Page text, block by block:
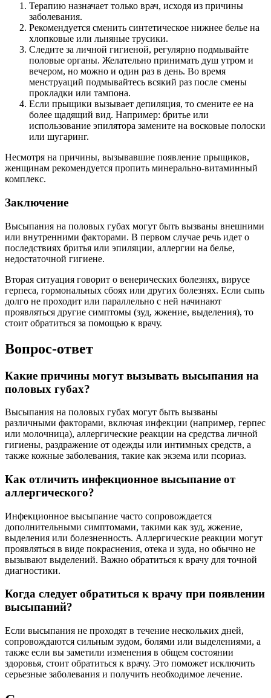
Терапию назначает только врач, исходя из причины
заболевания.
Рекомендуется сменить синтетическое нижнее белье на
хлопковые или льняные трусики.
Следите за личной гигиеной, регулярно подмывайте
половые органы. Желательно принимать душ утром и
вечером, но можно и один раз в день. Во время
менструаций подмывайтесь всякий раз после смены
прокладки или тампона.
Если прыщики вызывает депиляция, то смените ее на
более щадящий вид. Например: бритье или
использование эпилятора замените на восковые полоски
или шугаринг.
Несмотря на причины, вызывавшие появление прыщиков,
женщинам рекомендуется пропить минерально-витаминный
комплекс.
Заключение
Высыпания на половых губах могут быть вызваны внешними
или внутренними факторами. В первом случае речь идет о
последствиях бритья или эпиляции, аллергии на белье,
недостаточной гигиене.
Вторая ситуация говорит о венерических болезнях, вирусе
герпеса, гормональных сбоях или других болезнях. Если сыпь
долго не проходит или параллельно с ней начинают
проявляться другие симптомы (зуд, жжение, выделения), то
стоит обратиться за помощью к врачу.
Вопрос-ответ
Какие причины могут вызывать высыпания на
половых губах?
Высыпания на половых губах могут быть вызваны
различными факторами, включая инфекции (например, герпес
или молочница), аллергические реакции на средства личной
гигиены, раздражение от одежды или интимных средств, а
также кожные заболевания, такие как экзема или псориаз.
Как отличить инфекционное высыпание от
аллергического?
Инфекционное высыпание часто сопровождается
дополнительными симптомами, такими как зуд, жжение,
выделения или болезненность. Аллергические реакции могут
проявляться в виде покраснения, отека и зуда, но обычно не
вызывают выделений. Важно обратиться к врачу для точной
диагностики.
Когда следует обратиться к врачу при появлении
высыпаний?
Если высыпания не проходят в течение нескольких дней,
сопровождаются сильным зудом, болями или выделениями, а
также если вы заметили изменения в общем состоянии
здоровья, стоит обратиться к врачу. Это поможет исключить
серьезные заболевания и получить необходимое лечение.